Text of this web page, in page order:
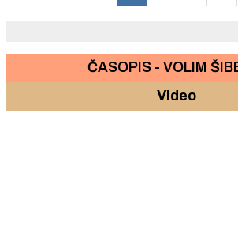
ČASOPIS - VOLIM
Video